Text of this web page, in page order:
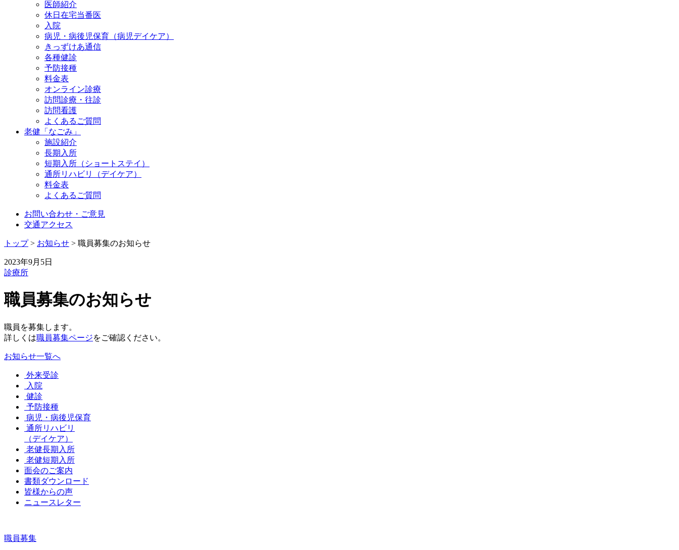
医師紹介
休日在宅当番医
入院
病児・病後児保育（病児デイケア）
きっずけあ通信
各種健診
予防接種
料金表
オンライン診療
訪問診療・往診
訪問看護
よくあるご質問
老健「なごみ」
施設紹介
長期入所
短期入所（ショートステイ）
通所リハビリ（デイケア）
料金表
よくあるご質問
お問い合わせ・ご意見
交通アクセス
トップ> お知らせ > 職員募集のお知らせ
2023年9月5日
診療所
職員募集のお知らせ
職員を募集します。
詳しくは職員募集ページをご確認ください。
お知らせ一覧へ
外来受診
入院
健診
予防接種
病児・病後児保育
通所リハビリ
（デイケア）
老健長期入所
老健短期入所
面会のご案内
書類ダウンロード
皆様からの声
ニュースレター
職員募集